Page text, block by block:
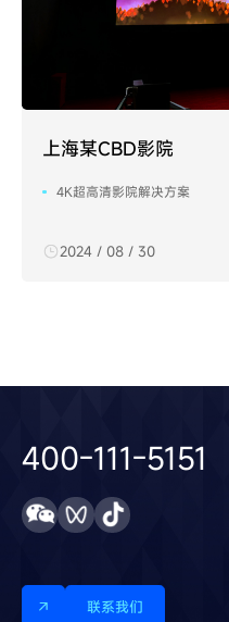
上海某CBD影院
4K超高清影院解决方案
2024 / 08 / 30
400-111-5151
联系我们